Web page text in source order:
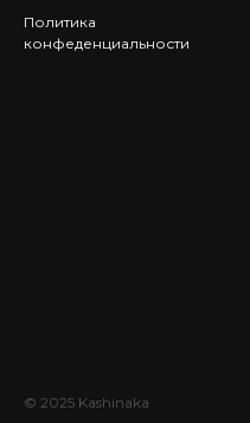
Политика
конфеденциальности
© 2025 Kashinaka